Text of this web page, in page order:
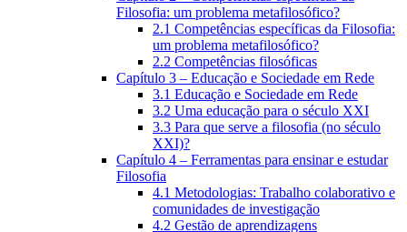
Filosofia: um problema metafilosófico?
2.1 Competências específicas da Filosofia:
um problema metafilosófico?
2.2 Competências filosóficas
Capítulo 3 – Educação e Sociedade em Rede
3.1 Educação e Sociedade em Rede
3.2 Uma educação para o século XXI
3.3 Para que serve a filosofia (no século
XXI)?
Capítulo 4 – Ferramentas para ensinar e estudar
Filosofia
4.1 Metodologias: Trabalho colaborativo e
comunidades de investigação
4.2 Gestão de aprendizagens